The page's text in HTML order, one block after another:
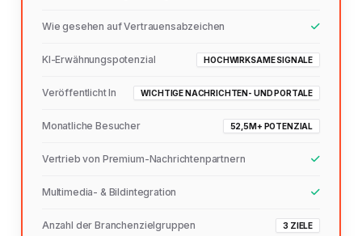
Wie gesehen auf Vertrauensabzeichen
KI-Erwähnungspotenzial HOCHWIRKSAME SIGNALE
Veröffentlicht In WICHTIGE NACHRICHTEN- UND PORTALE
Monatliche Besucher 52,5M+ POTENZIAL
Vertrieb von Premium-Nachrichtenpartnern
Multimedia- & Bildintegration
Anzahl der Branchenzielgruppen 3 ZIELE